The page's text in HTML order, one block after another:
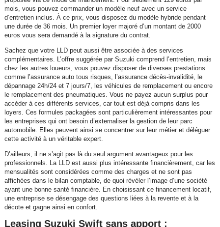
mois, vous pouvez commander un modèle neuf avec un service
d’entretien inclus. À ce prix, vous disposez du modèle hybride pendant
une durée de 36 mois. Un premier loyer majoré d’un montant de 2000
euros vous sera demandé à la signature du contrat.
Sachez que votre LLD peut aussi être associée à des services
complémentaires. L’offre suggérée par Suzuki comprend l’entretien, mais
chez les autres loueurs, vous pouvez disposer de diverses prestations
comme l’assurance auto tous risques, l’assurance décès-invalidité, le
dépannage 24h/24 et 7 jours/7, les véhicules de remplacement ou encore
le remplacement des pneumatiques. Vous ne payez aucun surplus pour
accéder à ces différents services, car tout est déjà compris dans les
loyers. Ces formules packagées sont particulièrement intéressantes pour
les entreprises qui ont besoin d’externaliser la gestion de leur parc
automobile. Elles peuvent ainsi se concentrer sur leur métier et déléguer
cette activité à un véritable expert.
D’ailleurs, il ne s’agit pas là du seul argument avantageux pour les
professionnels. La LLD est aussi plus intéressante financièrement, car les
mensualités sont considérées comme des charges et ne sont pas
affichées dans le bilan comptable, de quoi révéler l’image d’une société
ayant une bonne santé financière. En choisissant ce financement locatif,
une entreprise se désengage des questions liées à la revente et à la
décote et gagne ainsi en confort.
Leasing Suzuki Swift sans apport :